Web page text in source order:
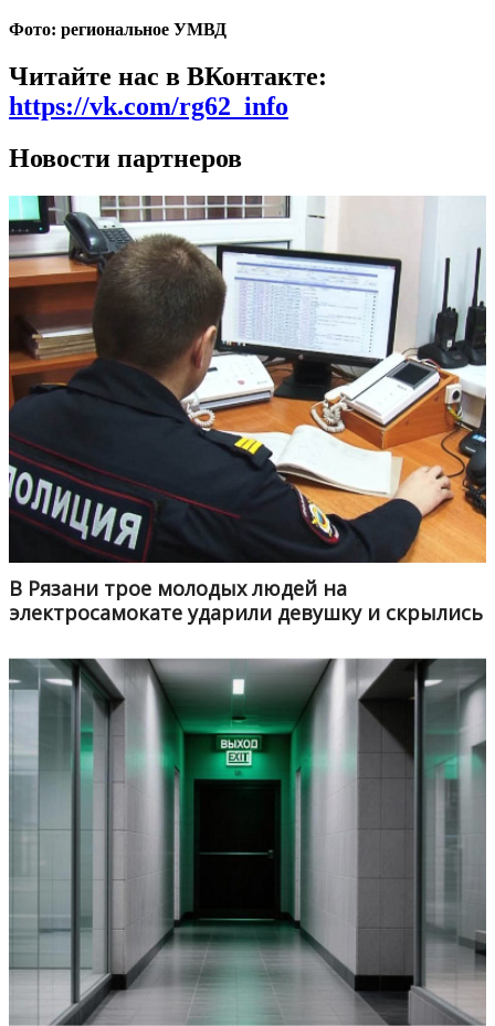
Фото: региональное УМВД
Читайте нас в ВКонтакте:
https://vk.com/rg62_info
Новости партнеров
В Рязани трое молодых людей на
электросамокате ударили девушку и скрылись